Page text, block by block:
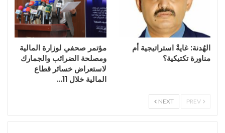
الهُدنة: غايةٌ استراتيجية أم
مناورة تكتيكية؟
مؤتمر صحفي لوزارة المالية
ومصلحة الضرائب والجمارك
لاستعراض خسائر قطاع
المالية خلال 11…
NEXT